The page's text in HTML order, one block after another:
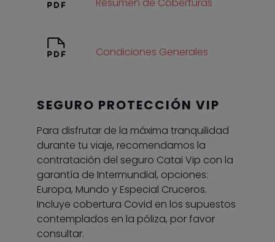
Resumen de Coberturas
Condiciones Generales
SEGURO PROTECCIÓN VIP
Para disfrutar de la máxima tranquilidad
durante tu viaje, recomendamos la
contratación del seguro Catai Vip con la
garantía de Intermundial, opciones:
Europa, Mundo y Especial Cruceros.
Incluye cobertura Covid en los supuestos
contemplados en la póliza, por favor
consultar.